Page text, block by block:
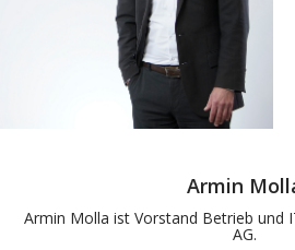
Armin
Armin Molla ist Vorstand Betrieb und
AG.